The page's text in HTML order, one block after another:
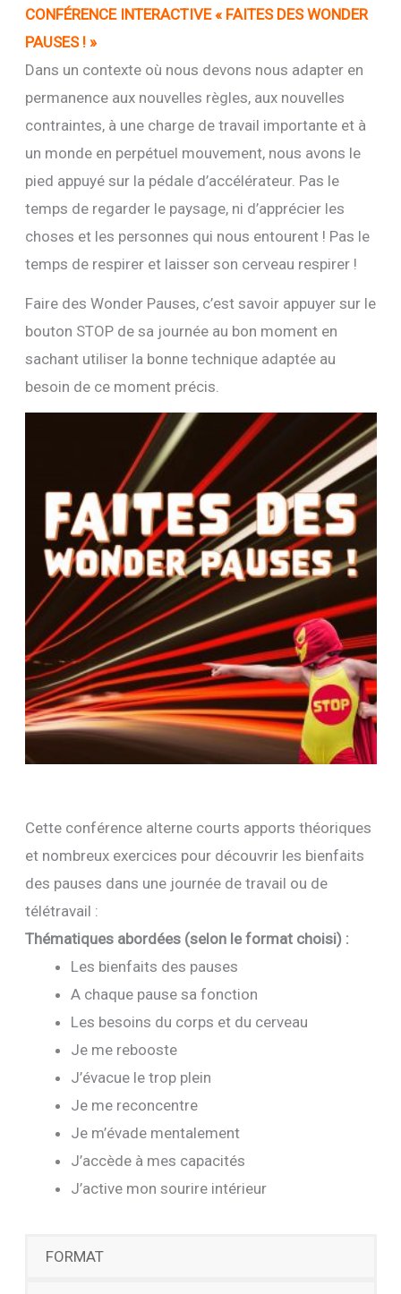
CONFÉRENCEINTERACTIVE « FAITES DES WONDER
PAUSES ! »
Dans un contexte où nous devons nous adapter en
permanence aux nouvelles règles, aux nouvelles
contraintes, à une charge de travail importante et à
un monde en perpétuel mouvement, nous avons le
pied appuyé sur la pédale d’accélérateur. Pas le
temps de regarder le paysage, ni d’apprécier les
choses et les personnes qui nous entourent ! Pas le
temps de respirer et laisser son cerveau respirer !
Faire des Wonder Pauses, c’est savoir appuyer sur le
bouton STOP de sa journée au bon moment en
sachant utiliser la bonne technique adaptée au
besoin de ce moment précis.
Cette conférence alterne courts apports théoriques
et nombreux exercices pour découvrir les bienfaits
des pauses dans une journée de travail ou de
télétravail :
Thématiques abordées (selon le format choisi) :
Les bienfaits des pauses
A chaque pause sa fonction
Les besoins du corps et du cerveau
Je me rebooste
J’évacue le trop plein
Je me reconcentre
Je m’évade mentalement
J’accède à mes capacités
J’active mon sourire intérieur
FORMAT